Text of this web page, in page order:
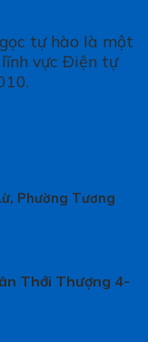
tự hào là một
vực Điện tự
Phường Tương
Thới Thượng 4-